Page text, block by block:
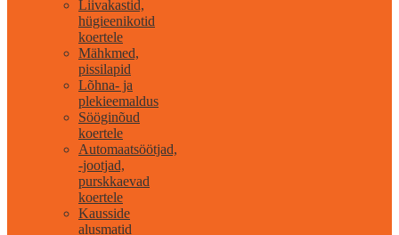
Liivakastid,
hügieenikotid
koertele
Mähkmed,
pissilapid
Lõhna- ja
plekieemaldus
Sööginõud
koertele
Automaatsöötjad,
-jootjad,
purskkaevad
koertele
Kausside
alusmatid